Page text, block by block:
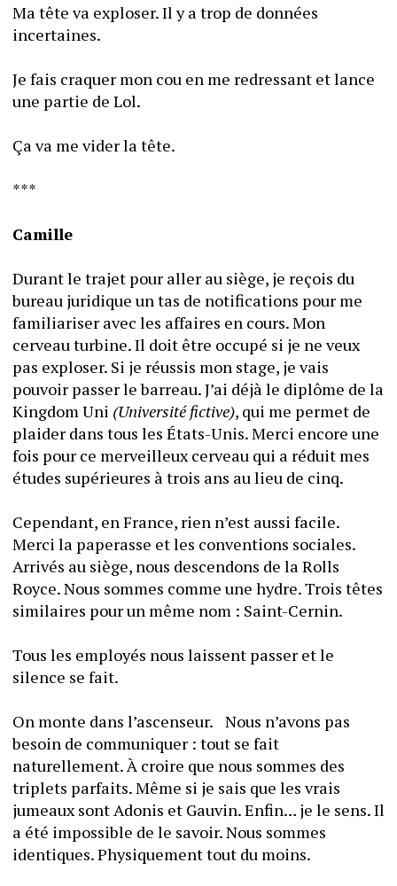
Ma tête va exploser. Il y a trop de données
incertaines.
Je fais craquer mon cou en me redressant et lance
Ça va me vider la tête.
***
Camille
Durant le trajet pour aller au siège, je reçois du
bureau juridique un tas de notifications pour me
familiariser avec les affaires en cours. Mon
cerveau turbine. Il doit être occupé si je ne veux
pas exploser. Si je réussis mon stage, je vais
pouvoir passer le barreau. J’ai déjà le diplôme de la
Kingdom Uni (Université fictive), qui me permet de
plaider dans tous les États-Unis. Merci encore une
fois pour ce merveilleux cerveau qui a réduit mes
études supérieures à trois ans au lieu de cinq.
Cependant, en France, rien n’est aussi facile.
Merci la paperasse et les conventions sociales.
Arrivés au siège, nous descendons de la Rolls
Royce. Nous sommes comme une hydre. Trois têtes
similaires pour un même nom : Saint-Cernin.
Tous les employés nous laissent passer et le
silence se fait.
On monte dans l’ascenseur.	Nous n’avons pas
besoin de communiquer : tout se fait
naturellement. À croire que nous sommes des
triplets parfaits. Même si je sais que les vrais
jumeaux sont Adonis et Gauvin. Enfin… je le sens. Il
a été impossible de le savoir. Nous sommes
identiques. Physiquement tout du moins.